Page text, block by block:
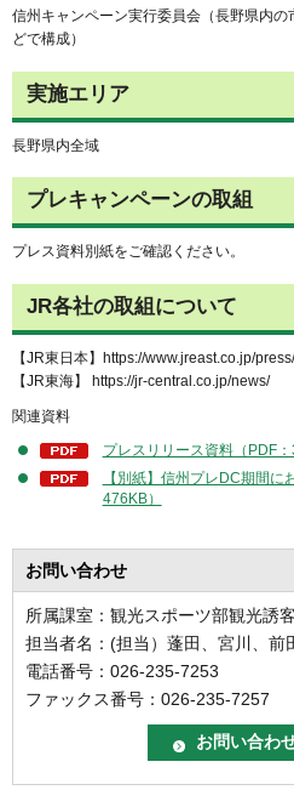
信州キャンペーン実行委員会（長野県内
どで構成）
実施エリア
長野県内全域
プレキャンペーンの取組
プレス資料別紙をご確認ください。
JR各社の取組について
【JR東日本】https://www.jreast.co.jp/
【JR東海】 https://jr-central.co.jp/news/
関連資料
プレスリリース資料（PDF：
【別紙】信州プレDC期間に
476KB）
お問い合わせ
所属課室：観光スポーツ部観光誘
担当者名：(担当）蓬田、宮川、前
電話番号：026-235-7253
ファックス番号：026-235-7257